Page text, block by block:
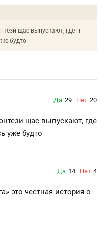
щас выпускают, где гг
будто
Да 29 Нет 20
щас выпускают, где
уже будто
Да 14 Нет 4
это честная история о